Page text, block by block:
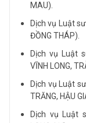
MAU).
Dịch vụ Luật
ĐỒNG THÁP).
Dịch vụ Luật
VĨNH LONG,
Dịch vụ Luật
TRĂNG, HẬU
Dịch vụ Luật